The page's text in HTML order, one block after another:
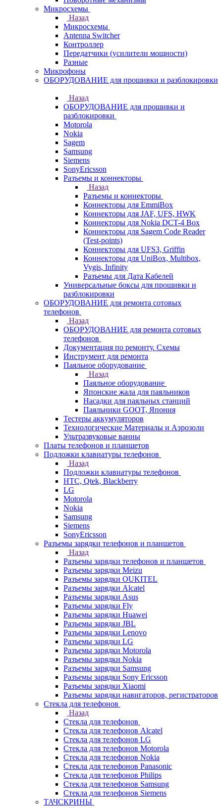
Микросхемы
Назад
Микросхемы
Antenna Switcher
Контроллер
Передатчики (усилители мощности)
Разные
Микрофоны
ОБОРУДОВАНИЕ для прошивки и разблокировки
Назад
ОБОРУДОВАНИЕ для прошивки и
разблокировки
Motorola
Nokia
Sagem
Samsung
Siemens
SonyEricsson
Разъемы и коннекторы
Назад
Разъемы и коннекторы
Коннекторы для EmmiBox
Коннекторы для JAF, UFS, HWK
Коннекторы для Nokia DCT-4 Box
Коннекторы для Sagem Code Reader
(Test-points)
Коннекторы для UFS3, Griffin
Коннекторы для UniBox, Multibox,
Vygis, Infinity
Разъемы для Дата Кабелей
Универсальные боксы для прошивки и
разблокировки
ОБОРУДОВАНИЕ для ремонта сотовых
телефонов
Назад
ОБОРУДОВАНИЕ для ремонта сотовых
телефонов
Документация по ремонту. Схемы
Инструмент для ремонта
Паяльное оборудование
Назад
Паяльное оборудование
Японские жала для паяльников
Насадки для паяльных станций
Паяльники GOOT, Япония
Тестеры аккумуляторов
Технологические Материалы и Аэрозоли
Ультразвуковые ванны
Платы телефонов и планшетов
Подложки клавиатуры телефонов
Назад
Подложки клавиатуры телефонов
HTC, Qtek, Blackberry
LG
Motorola
Nokia
Samsung
Siemens
SonyEricsson
Разъемы зарядки телефонов и планшетов
Назад
Разъемы зарядки телефонов и планшетов
Разъемы зарядки Meizu
Разъемы зарядки OUKITEL
Разъемы зарядки Alcatel
Разъемы зарядки Asus
Разъемы зарядки Fly
Разъемы зарядки Huawei
Разъемы зарядки JBL
Разъемы зарядки Lenovo
Разъемы зарядки LG
Разъемы зарядки Motorola
Разъемы зарядки Nokia
Разъемы зарядки Samsung
Разъемы зарядки Sony Ericsson
Разъемы зарядки Xiaomi
Разъемы зарядки навигаторов, регистраторов
Стекла для телефонов
Назад
Стекла для телефонов
Стекла для телефонов Alcatel
Стекла для телефонов LG
Стекла для телефонов Motorola
Стекла для телефонов Nokia
Стекла для телефонов Panasonic
Стекла для телефонов Philips
Стекла для телефонов Samsung
Стекла для телефонов Siemens
ТАЧСКРИНЫ